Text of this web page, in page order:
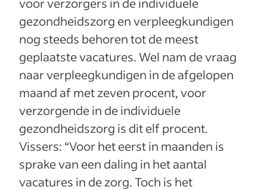
gezondheidszorg en verpleegkundigen
nog steeds behoren tot de meest
geplaatste vacatures. Wel nam de vraag
naar verpleegkundigen in de afgelopen
maand af met zeven procent, voor
verzorgende in de individuele
gezondheidszorg is dit elf procent.
Vissers: “Voor het eerst in maanden is
sprake van een daling in het aantal
vacatures in de zorg. Toch is het